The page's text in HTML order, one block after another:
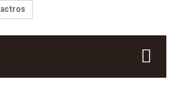
actros